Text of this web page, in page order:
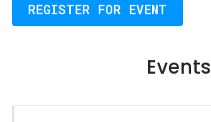
REGISTER FOR EVENT
Events